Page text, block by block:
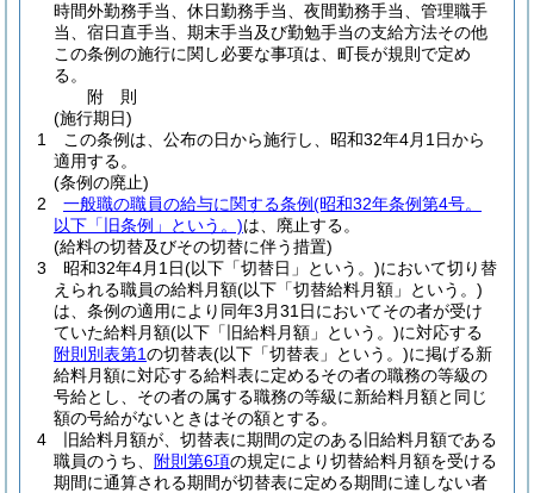
時間外勤務手当、休日勤務手当、夜間勤務手当、管理職手
当、宿日直手当、期末手当及び勤勉手当の支給方法その他
この条例の施行に関し必要な事項は、町長が規則で定め
る。
附 則
(施行期日)
1
この条例は、公布の日から施行し、昭和32年4月1日から
適用する。
(条例の廃止)
2
一般職の職員の給与に関する条例(昭和32年条例第4号。
以下「旧条例」という。)は、廃止する。
(給料の切替及びその切替に伴う措置)
3
昭和32年4月1日(以下「切替日」という。)において切り替
えられる職員の給料月額(以下「切替給料月額」という。)
は、条例の適用により同年3月31日においてその者が受け
ていた給料月額(以下「旧給料月額」という。)に対応する
附則別表第1の切替表(以下「切替表」という。)に掲げる新
給料月額に対応する給料表に定めるその者の職務の等級の
号給とし、その者の属する職務の等級に新給料月額と同じ
額の号給がないときはその額とする。
4
旧給料月額が、切替表に期間の定のある旧給料月額である
職員のうち、
附則第6項の規定により切替給料月額を受ける
期間に通算される期間が切替表に定める期間に達しない者